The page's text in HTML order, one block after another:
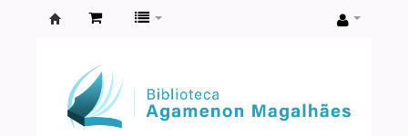
Agamenon
Magalhães